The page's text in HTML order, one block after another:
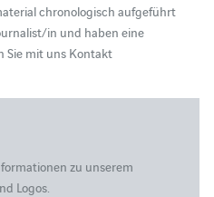
chronologisch aufgeführt
in und haben eine
Sie mit uns Kontakt
zu unserem
Logos.